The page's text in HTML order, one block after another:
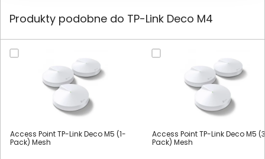
Produkty podobne do TP-Link Deco M4
Access Point TP-Link Deco M5 (1-
Pack) Mesh
Access Point TP-Link Deco M5
Pack) Mesh